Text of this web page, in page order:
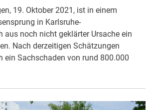
19. Oktober 2021, ist in einem
in Karlsruhe-
aus noch nicht geklärter Ursache ein
Nach derzeitigen Schätzungen
ein Sachschaden von rund 800.000